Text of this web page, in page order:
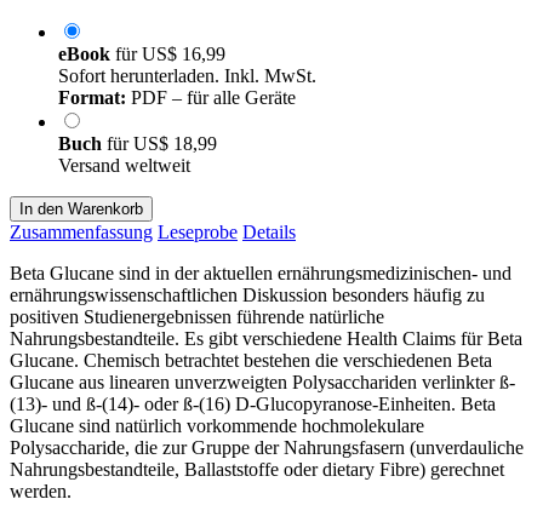
eBook fürUS$ 16,99
Sofort herunterladen. Inkl. MwSt.
Format: PDF – für alle Geräte
Buch fürUS$ 18,99
Versand weltweit
In den Warenkorb
Zusammenfassung Leseprobe Details
Beta Glucane sind in der aktuellen ernährungsmedizinischen- und
ernährungswissenschaftlichen Diskussion besonders häufig zu
positiven Studienergebnissen führende natürliche
Nahrungsbestandteile. Es gibt verschiedene Health Claims für Beta
Glucane. Chemisch betrachtet bestehen die verschiedenen Beta
Glucane aus linearen unverzweigten Polysacchariden verlinkter ß-
(13)- und ß-(14)- oder ß-(16) D-Glucopyranose-Einheiten. Beta
Glucane sind natürlich vorkommende hochmolekulare
Polysaccharide, die zur Gruppe der Nahrungsfasern (unverdauliche
Nahrungsbestandteile, Ballaststoffe oder dietary Fibre) gerechnet
werden.